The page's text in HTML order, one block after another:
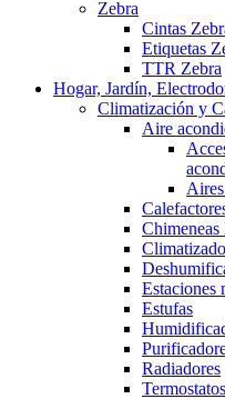
Zebra
Cintas
Etiquetas
TTR Zebra
Hogar, Jardín,
Climatización y
Aire
Chimeneas
Estaciones
Estufas
Radiadores